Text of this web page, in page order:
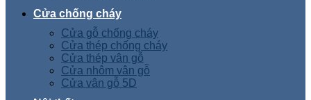
Cửa chống cháy
Cửa gỗ chống cháy
Cửa thép chống cháy
Cửa thép vân gỗ
Cửa nhôm vân gỗ
Cửa vân gỗ 5D